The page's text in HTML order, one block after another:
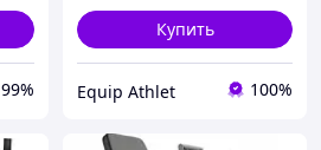
99%
Купить
Equip Athlet 100%